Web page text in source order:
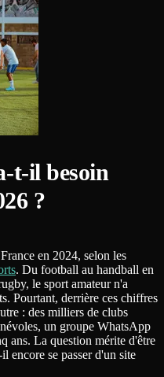
t-il besoin
?
en 2024, selon les
. Du football au handball en
le sport amateur n'a
Pourtant, derrière ces chiffres
: des milliers de clubs
un groupe WhatsApp
ans. La question mérite d'être
encore se passer d'un site